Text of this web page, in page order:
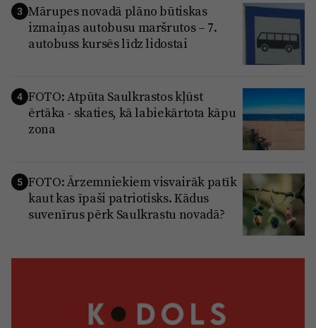
3 Mārupes novadā plāno būtiskas
izmaiņas autobusu maršrutos – 7.
autobuss kursēs līdz lidostai
4 FOTO: Atpūta Saulkrastos kļūst
ērtāka - skaties, kā labiekārtota kāpu
zona
5 FOTO: Ārzemniekiem visvairāk patīk
kaut kas īpaši patriotisks. Kādus
suvenīrus pērk Saulkrastu novadā?